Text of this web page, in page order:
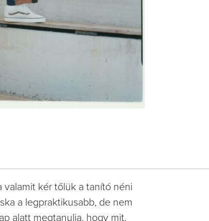
valamit kér tőlük a tanító néni
a legpraktikusabb, de nem
alatt megtanulja, hogy mit,